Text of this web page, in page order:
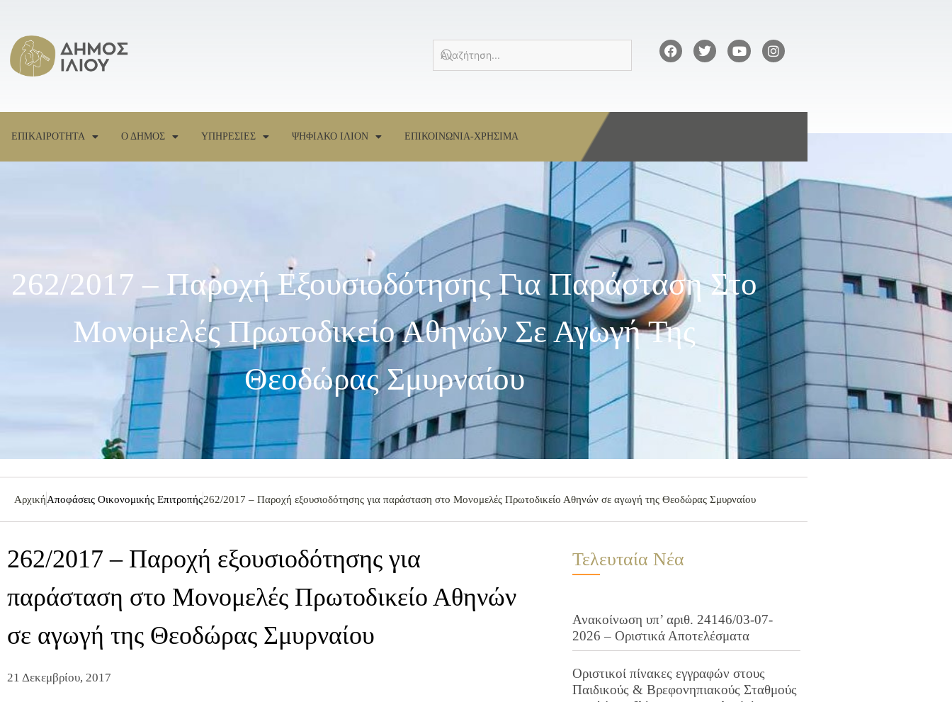
ΕΠΙΚΑΙΡΟΤΗΤΑ Ο ΔΗΜΟΣ ΥΠΗΡΕΣΙΕΣ ΨΗΦΙΑΚΟ ΙΛΙΟΝ ΕΠΙΚΟΙΝΩΝΙΑ-ΧΡΗΣΙΜΑ
262/2017 – Παροχή Εξουσιοδότησης Για Παράσταση Στο
Μονομελές Πρωτοδικείο Αθηνών Σε Αγωγή Της
Θεοδώρας Σμυρναίου
ΑρχικήΑποφάσεις Οικονομικής Επιτροπής262/2017 – Παροχή εξουσιοδότησης για παράσταση στο Μονομελές Πρωτοδικείο Αθηνών σε αγωγή της Θεοδώρας Σμυρναίου
262/2017 – Παροχή εξουσιοδότησης για
παράσταση στο Μονομελές Πρωτοδικείο Αθηνών
σε αγωγή της Θεοδώρας Σμυρναίου
21 Δεκεμβρίου, 2017
Τελευταία Νέα
Ανακοίνωση υπ’ αριθ. 24146/03-07-
2026 – Οριστικά Αποτελέσματα
Οριστικοί πίνακες εγγραφών στους
Παιδικούς & Βρεφονηπιακούς Σταθμούς